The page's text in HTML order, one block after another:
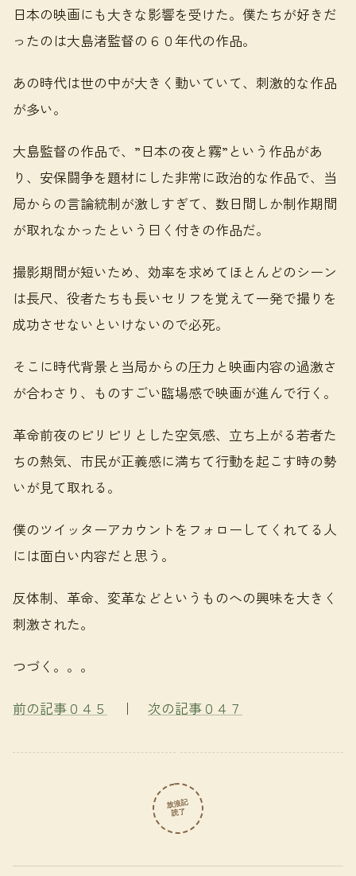
日本の映画にも大きな影響を受けた。僕たちが好きだ
ったのは大島渚監督の６０年代の作品。
あの時代は世の中が大きく動いていて、刺激的な作品
が多い。
大島監督の作品で、”日本の夜と霧”という作品があ
り、安保闘争を題材にした非常に政治的な作品で、当
局からの言論統制が激しすぎて、数日間しか制作期間
が取れなかったという曰く付きの作品だ。
撮影期間が短いため、効率を求めてほとんどのシーン
は長尺、役者たちも長いセリフを覚えて一発で撮りを
成功させないといけないので必死。
そこに時代背景と当局からの圧力と映画内容の過激さ
が合わさり、ものすごい臨場感で映画が進んで行く。
革命前夜のピリピリとした空気感、立ち上がる若者た
ちの熱気、市民が正義感に満ちて行動を起こす時の勢
いが見て取れる。
僕のツイッターアカウントをフォローしてくれてる人
には面白い内容だと思う。
反体制、革命、変革などというものへの興味を大きく
刺激された。
つづく。。。
前の記事０４５ ｜ 次の記事０４７
放浪記
読了